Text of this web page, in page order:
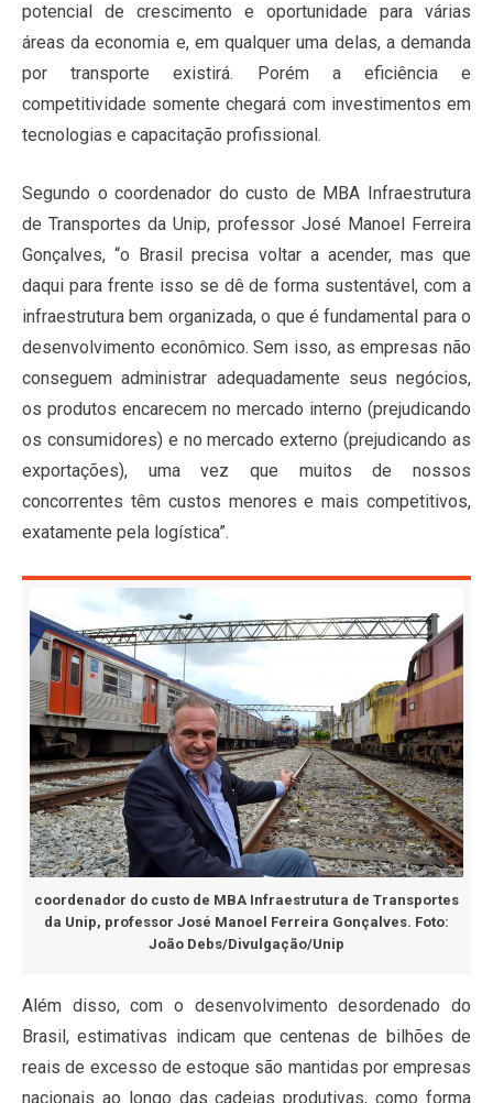
potencial de crescimento e oportunidade para várias
áreas da economia e, em qualquer uma delas, a demanda
por transporte existirá. Porém a eficiência e
competitividade somente chegará com investimentos em
tecnologias e capacitação profissional.
Segundo o coordenador do custo de MBA Infraestrutura
de Transportes da Unip, professor José Manoel Ferreira
Gonçalves, “o Brasil precisa voltar a acender, mas que
daqui para frente isso se dê de forma sustentável, com a
infraestrutura bem organizada, o que é fundamental para o
desenvolvimento econômico. Sem isso, as empresas não
conseguem administrar adequadamente seus negócios,
os produtos encarecem no mercado interno (prejudicando
os consumidores) e no mercado externo (prejudicando as
exportações), uma vez que muitos de nossos
concorrentes têm custos menores e mais competitivos,
exatamente pela logística”.
coordenador do custo de MBA Infraestrutura de Transportes
da Unip, professor José Manoel Ferreira Gonçalves. Foto:
João Debs/Divulgação/Unip
Além disso, com o desenvolvimento desordenado do
Brasil, estimativas indicam que centenas de bilhões de
reais de excesso de estoque são mantidas por empresas
nacionais ao longo das cadeias produtivas, como forma